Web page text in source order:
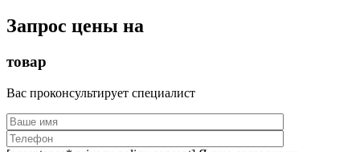
Запрос цены на
товар
Вас проконсультирует специалист